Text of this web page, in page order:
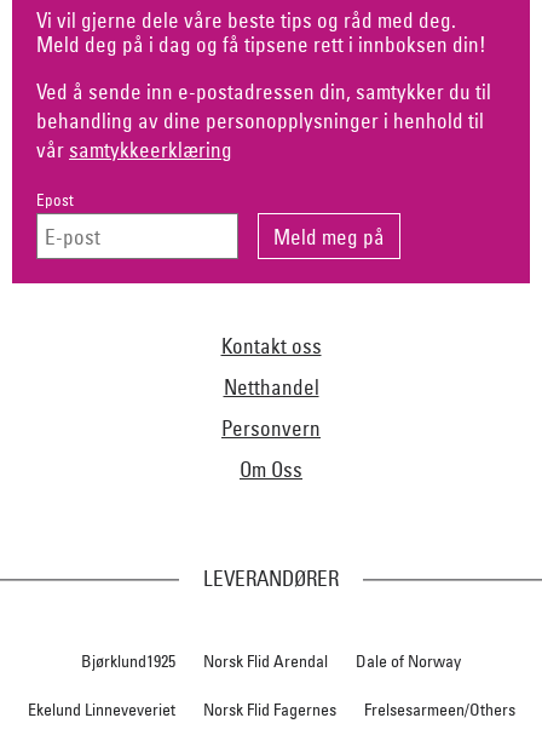
Vi vil gjerne dele våre beste tips og råd med deg.
Meld deg på i dag og få tipsene rett i innboksen din!
Ved å sende inn e-postadressen din, samtykker du til
behandling av dine personopplysninger i henhold til
vår samtykkeerklæring
Epost
Kontakt oss
Netthandel
Personvern
Om Oss
LEVERANDØRER
Bjørklund1925 Norsk Flid Arendal Dale of Norway
Ekelund Linneveveriet Norsk Flid Fagernes Frelsesarmeen/Others